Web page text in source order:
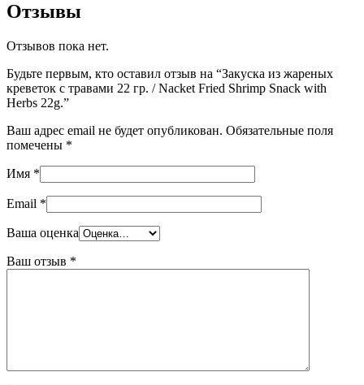
Отзывы
Отзывов пока нет.
Будьте первым, кто оставил отзыв на “Закуска из жареных
креветок с травами 22 гр. / Nacket Fried Shrimp Snack with
Herbs 22g.”
Ваш адрес email не будет опубликован. Обязательные поля
помечены *
Имя *
Email *
Ваша оценка
Ваш отзыв *